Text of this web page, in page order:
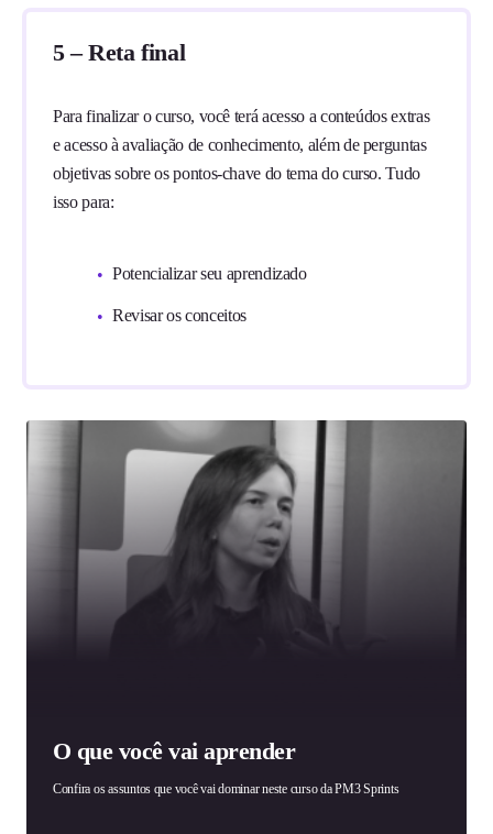
O que você vai aprender
Confira os assuntos que você vai dominar neste curso da PM3 Sprints
5 – Reta final
Para finalizar o curso, você terá acesso a conteúdos extras
e acesso à avaliação de conhecimento, além de perguntas
objetivas sobre os pontos-chave do tema do curso. Tudo
isso para:
Potencializar seu aprendizado
Revisar os conceitos